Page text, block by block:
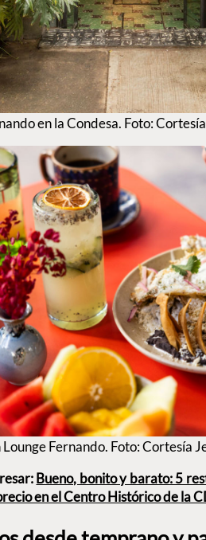
en la Condesa. Foto:
Lounge Fernando. Foto: Cortesía
Bueno, bonito y barato: 5
en el Centro Histórico de la